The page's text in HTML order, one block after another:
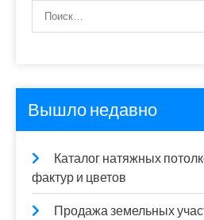
Вышло недавно
Каталог натяжных
фактур и цветов
Продажа земельных